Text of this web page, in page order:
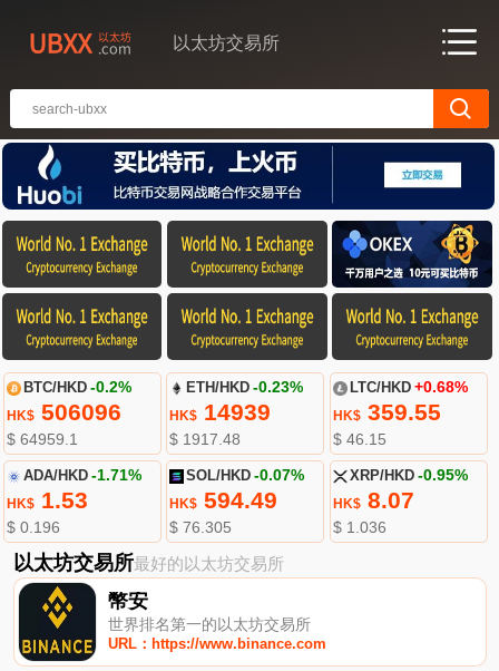
以太坊交易所
BTC/HKD -0.2%
HK$506096
$ 64959.1
ETH/HKD -0.23%
HK$ 14939
$ 1917.48
LTC/HKD +0.68%
HK$359.55
$ 46.15
ADA/HKD -1.71%
HK$1.53
$ 0.196
SOL/HKD -0.07%
HK$ 594.49
$ 76.305
XRP/HKD -0.95%
HK$8.07
$ 1.036
以太坊交易所最好的以太坊交易所
幣安
世界排名第一的以太坊交易所
URL：https://www.binance.com